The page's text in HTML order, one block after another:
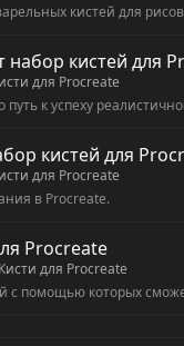
кистей для
кистей для
для Procreate
к успеху
кистей для
для Procreate
в Procreate.
Procreate
Кисти для Procreate
с помощью которых